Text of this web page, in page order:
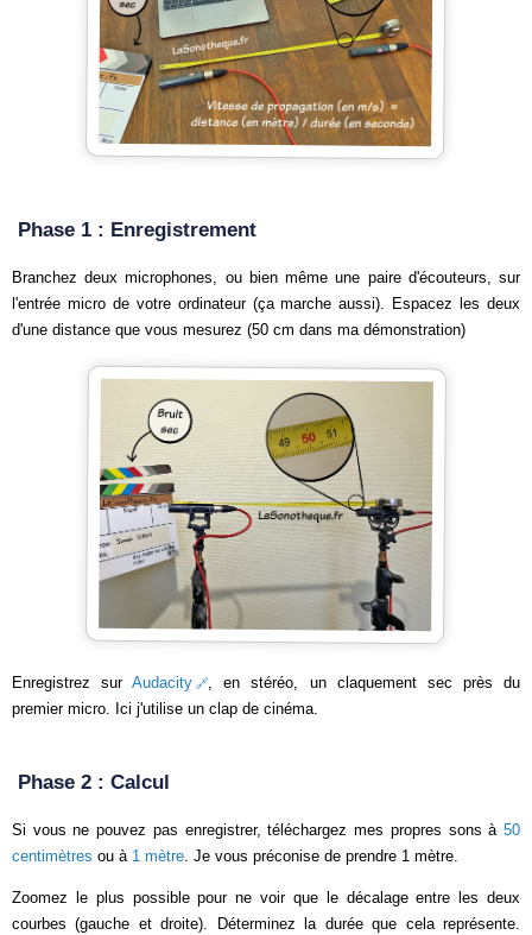
Phase 1 : Enregistrement
Branchez deux microphones, ou bien même une paire d'écouteurs, sur
l'entrée micro de votre ordinateur (ça marche aussi). Espacez les deux
d'une distance que vous mesurez (50 cm dans ma démonstration)
Enregistrez surAudacity
, en stéréo, un claquement sec près du
premier micro. Ici j'utilise un clap de cinéma.
Phase 2 : Calcul
Si vous ne pouvez pas enregistrer, téléchargez mes propres sons à 50
centimètres ou à 1 mètre. Je vous préconise de prendre 1 mètre.
Zoomez le plus possible pour ne voir que le décalage entre les deux
courbes (gauche et droite). Déterminez la durée que cela représente.